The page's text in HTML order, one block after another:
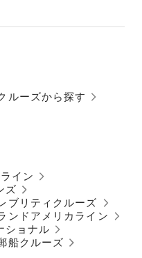
ルーズから探す
イン
ズ
ブリティクルーズ
ンドアメリカライン
ショナル
船クルーズ